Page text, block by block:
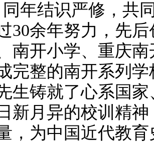
同年结识严修，共
30余年努力，先
南开小学、重庆
完整的南开系列
生铸就了心系国
新月异的校训精
，为中国近代教